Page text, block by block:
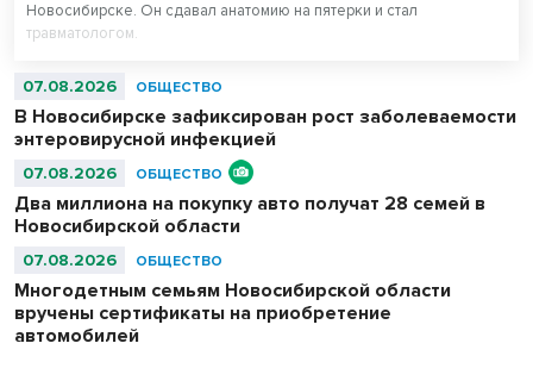
Новосибирске. Он сдавал анатомию на пятерки и стал
травматологом.
07.08.2026 ОБЩЕСТВО
В Новосибирске зафиксирован рост заболеваемости
энтеровирусной инфекцией
07.08.2026 ОБЩЕСТВО
Два миллиона на покупку авто получат 28 семей в
Новосибирской области
07.08.2026 ОБЩЕСТВО
Многодетным семьям Новосибирской области
вручены сертификаты на приобретение
автомобилей